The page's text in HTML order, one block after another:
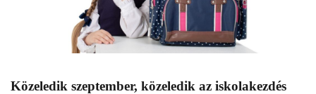
Közeledik szeptember, közeledik az iskolakezdés